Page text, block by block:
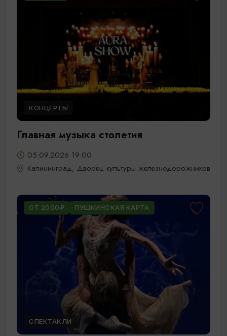
КОНЦЕРТЫ
Главная музыка столетия
05.09.2026 19:00
Калининград, Дворец культуры железнодорожников
ОТ 2000₽ ПУШКИНСКАЯ КАРТА
СПЕКТАКЛИ